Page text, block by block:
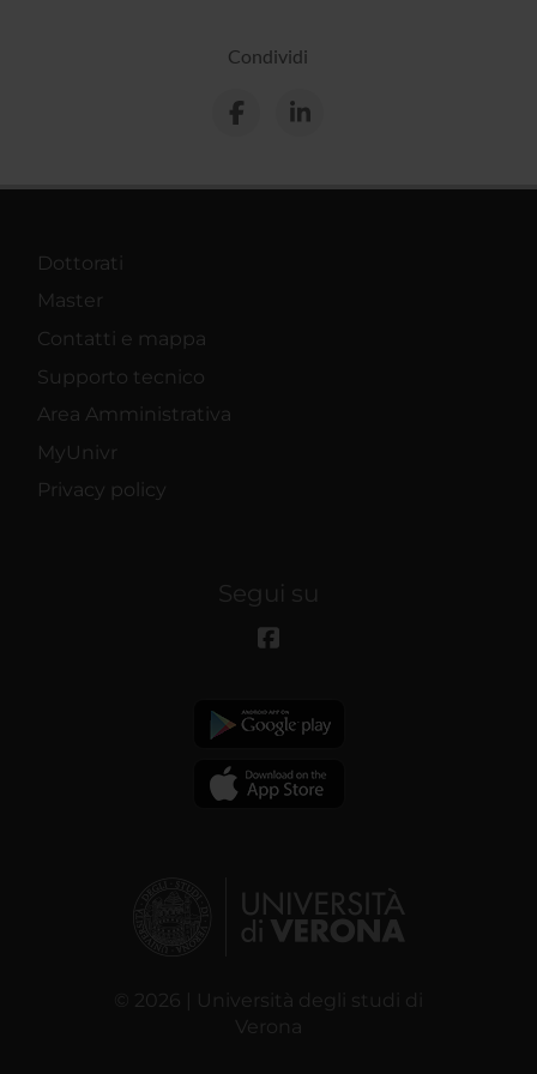
Condividi
Dottorati
Master
Contatti e mappa
Supporto tecnico
Area Amministrativa
MyUnivr
Privacy policy
Segui su
© 2026 | Università degli studi di
Verona